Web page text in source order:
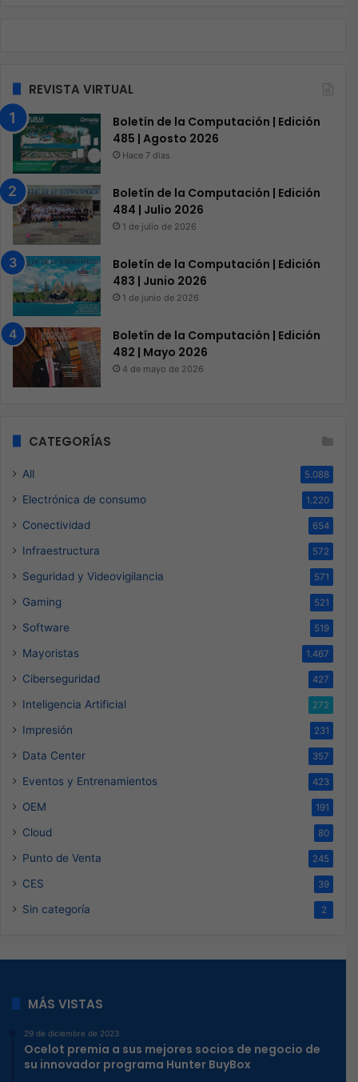
REVISTA VIRTUAL
Boletín de la Computación | Edición
485 | Agosto 2026
Hace 7 días
Boletín de la Computación | Edición
484 | Julio 2026
1 de julio de 2026
Boletín de la Computación | Edición
483 | Junio 2026
1 de junio de 2026
Boletín de la Computación | Edición
482 | Mayo 2026
4 de mayo de 2026
CATEGORÍAS
All 5.088
Electrónica de consumo 1.220
Conectividad 654
Infraestructura 572
Seguridad y Videovigilancia 571
Gaming 521
Software 519
Mayoristas 1.467
Ciberseguridad 427
Inteligencia Artificial 272
Impresión 231
Data Center 357
Eventos y Entrenamientos 423
OEM 191
Cloud 80
Punto de Venta 245
CES 39
Sin categoría 2
MÁS VISTAS
29 de diciembre de 2023
Ocelot premia a sus mejores socios de negocio de
su innovador programa Hunter BuyBox